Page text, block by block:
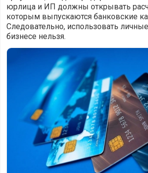
юрлица и ИП должны открывать
которым выпускаются банковские
Следовательно, использовать
бизнесе нельзя.
Личная карта ИП в расчетах с